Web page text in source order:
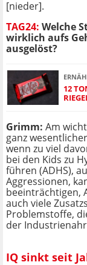
[nieder].
TAG24: Welche
wirklich aufs
ausgelöst?
12
Grimm: Am
ganz
wenn zu viel
bei den Kids zu
führen (ADHS),
Aggressionen,
beeinträchtigen,
auch viele
Problemstoffe,
der
IQ sinkt seit